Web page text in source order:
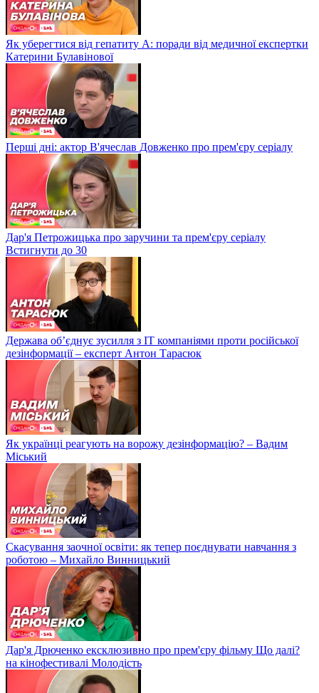
Як уберегтися від гепатиту А: поради від медичної експертки
Катерини Булавінової
Перші дні: актор В'ячеслав Довженко про прем'єру серіалу
Дар'я Петрожицька про заручини та прем'єру серіалу
Встигнути до 30
Держава об’єднує зусилля з ІТ компаніями проти російської
дезінформації – експерт Антон Тарасюк
Як українці реагують на ворожу дезінформацію? – Вадим
Міський
Скасування заочної освіти: як тепер поєднувати навчання з
роботою – Михайло Винницький
Дар'я Дрюченко ексклюзивно про прем'єру фільму Що далі?
на кінофестивалі Молодість